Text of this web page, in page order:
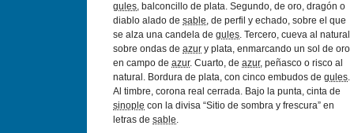
gules, balconcillo de plata. Segundo, de oro, dragón o
diablo alado de sable, de perfil y echado, sobre el que
se alza una candela de gules. Tercero, cueva al natural
sobre ondas de azur y plata, enmarcando un sol de oro
en campo de azur. Cuarto, de azur, peñasco o risco al
natural. Bordura de plata, con cinco embudos de gules.
Al timbre, corona real cerrada. Bajo la punta, cinta de
sinople con la divisa “Sitio de sombra y frescura” en
letras de sable.